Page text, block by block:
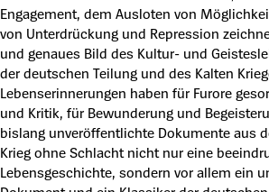
Engagement, dem Ausloten von
von Unterdrückung und Repression
und genaues Bild des Kultur- und
der deutschen Teilung und des Kalten
Lebenserinnerungen haben für Furore
und Kritik, für Bewunderung und
bislang unveröffentlichte Dokumente aus
Krieg ohne Schlacht nicht nur eine
Lebensgeschichte, sondern vor allem ein